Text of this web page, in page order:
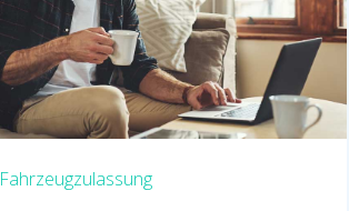
Fahrzeugzulassung